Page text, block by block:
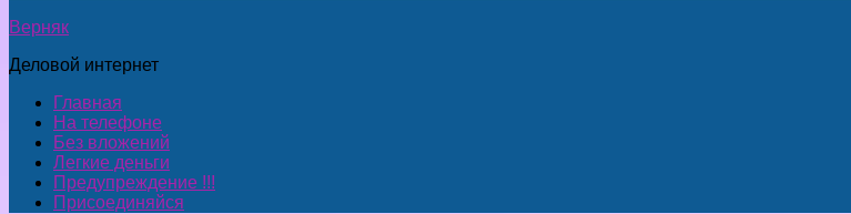
Верняк
Деловой интернет
Главная
На телефоне
Без вложений
Легкие деньги
Предупреждение !!!
Присоединяйся